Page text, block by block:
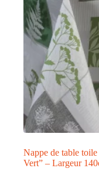
page
du
produit
Nappe de table
Vert” – Largeur